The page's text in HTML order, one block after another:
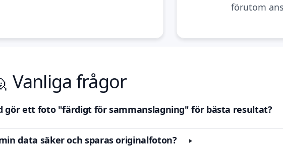
förutom
Vanliga frågor
gör ett foto "färdigt för sammanslagning" för bästa resultat?
data säker och sparas originalfoton?